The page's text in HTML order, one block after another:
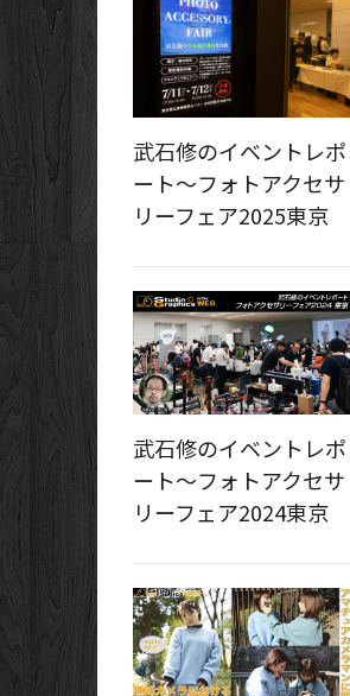
武石修のイベントレポ
ート～フォトアクセサ
リーフェア2025東京
武石修のイベントレポ
ート～フォトアクセサ
リーフェア2024東京